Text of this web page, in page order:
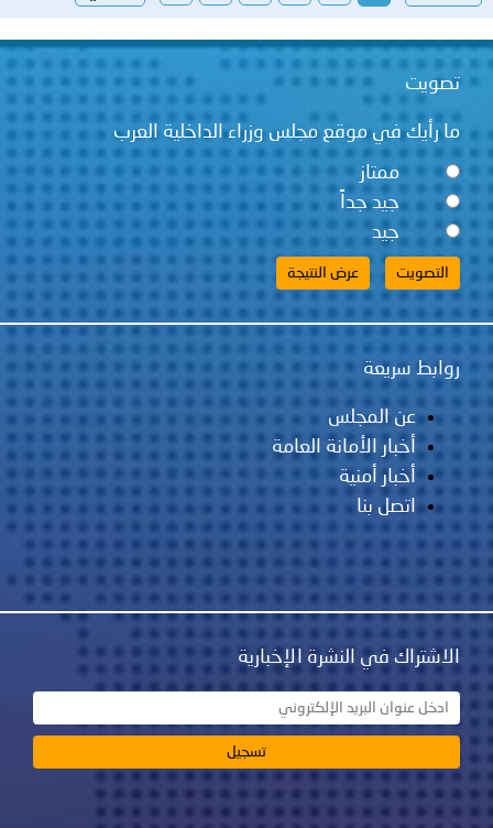
تصويت
ما رأيك في موقع مجلس وزراء الداخلية العرب
ممتاز
جيد جداً
جيد
روابط سريعة
عن المجلس
أخبار الأمانة العامة
أخبار أمنية
اتصل بنا
الاشتراك في النشرة الإخبارية